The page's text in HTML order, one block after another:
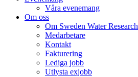
Våra evenemang
Om oss
Om Sweden Water Research
Medarbetare
Kontakt
Fakturering
Lediga jobb
Utlysta exjobb